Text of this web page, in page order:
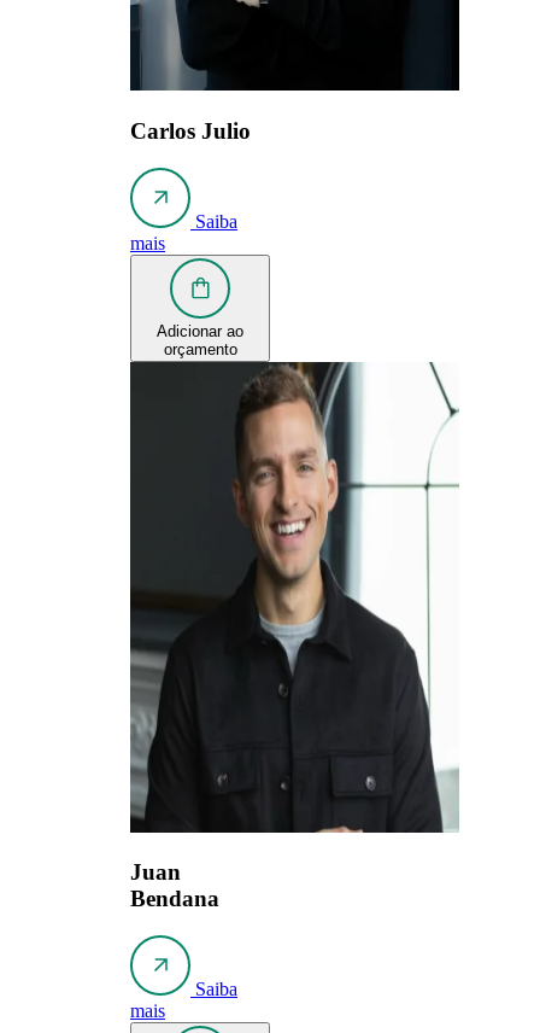
Carlos Julio
Saiba
mais
Adicionar ao
orçamento
Juan
Bendana
Saiba
mais